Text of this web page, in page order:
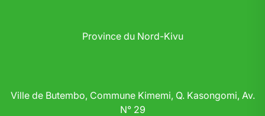
Province du Nord-Kivu
Ville de Butembo, Commune Kimemi, Q. Kasongomi, Av.
N° 29